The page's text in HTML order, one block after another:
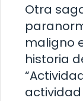
Otra
maligno
historia